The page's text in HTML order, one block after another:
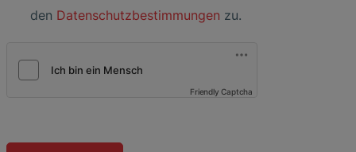
den Datenschutzbestimmungen zu.
Friendly Captcha